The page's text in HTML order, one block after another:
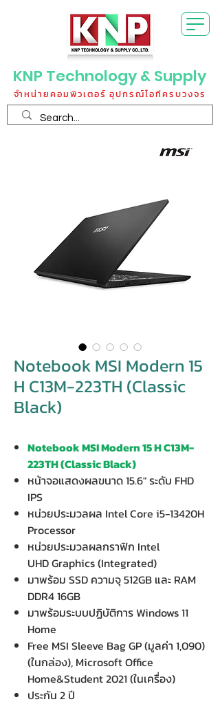
KNP Technology & Supply
จำหน่ายคอมพิวเตอร์ อุปกรณ์ไอทีครบวงจร
Notebook MSI Modern 15
H C13M-223TH (Classic
Black)
Notebook MSI Modern 15 H C13M-
223TH (Classic Black)
หน้าจอแสดงผลขนาด 15.6" ระดับ FHD
IPS
หน่วยประมวลผล Intel Core i5-13420H
Processor
หน่วยประมวลผลกราฟิก Intel
UHD Graphics (Integrated)
มาพร้อม SSD ความจุ 512GB และ RAM
DDR4 16GB
มาพร้อมระบบปฏิบัติการ Windows 11
Home
Free MSI Sleeve Bag GP (มูลค่า 1,090)
(ในกล่อง), Microsoft Office
Home&Student 2021 (ในเครื่อง)
ประกัน 2 ปี